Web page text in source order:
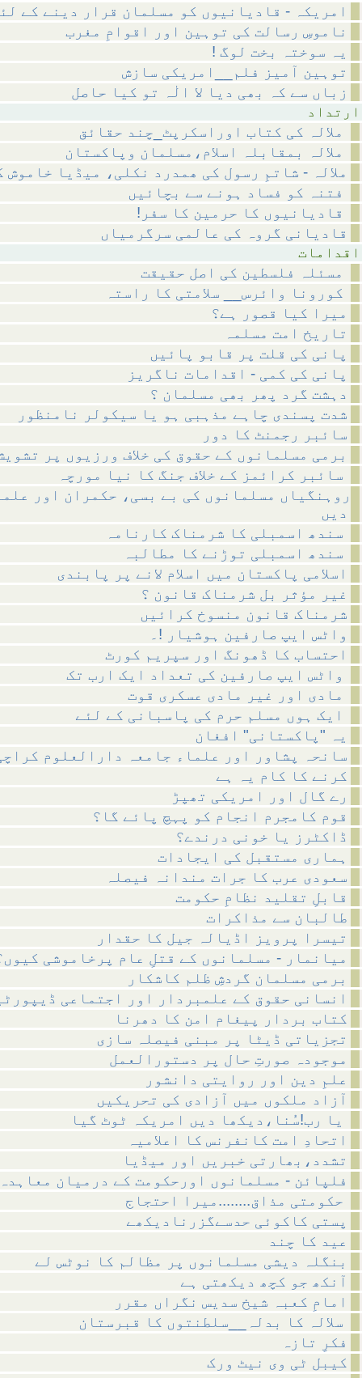
امریکہ - قادیانیوں کو مسلمان قرار دینے کے
ناموسِ رسالت کی توہین اور اقوامِ مغرب
! یہ سوختہ بخت لوگ
توہین آمیز فلم__امریکی سازش
زباں سے کہ بھی دیا لا الٰہ تو کیا حاصل
ملالہ - شاتمِ رسول کی ھمدرد نکلی، میڈیا خاموش
قادیانی گروہ کی عالمی سرگرمیاں
میرا کیا قصور ہے؟
تاریخ امت مسلمہ
پانی کی قلت پر قابو پائیں
پانی کی کمی - اقدامات ناگریز
دہشت گرد پھر بھی مسلمان ؟
شدت پسندی چاہے مذہبی ہو یا سیکولر نامنظور
سائبر رجمنٹ کا دور
برمی مسلمانوں کے حقوق کی خلاف ورزیوں پر
روہنگیاں مسلمانوں کی بے بسی، حکمران اور
دیں
اسلامی پاکستان میں اسلام لانے پر پابندی
غیر مؤثر بل شرمناک قانون ؟
شرمناک قانون منسوخ کرائیں
واٹس ایپ صارفین ہوشیار !۔
احتساب کا ڈھونگ اور سپریم کورٹ
یہ "پاکستانی" افغان
سانحہ پشاور اور علماء جامعہ دارالعلوم
کرنے کا کام یہ ہے
رے گال اور امریکی تھپڑ
قوم کامجرم انجام کو پہچ پائے گا؟
ڈاکٹرز یا خونی درندے؟
ہماری مستقبل کی ایجادات
سعودی عرب کا جرات مندانہ فیصلہ
قابلِ تقلید نظامِ حکومت
طالبان سے مذاکرات
تیسرا پرویز اڈیالہ جیل کا حقدار
میانمار - مسلمانوں کے قتلِ عام پرخاموشی
برمی مسلمان گردشِ ظلم کاشکار
انسانی حقوق کے علمبردار اور اجتماعی
کتاب بردار پیغام امن کا دھرنا
تجزیاتی ڈیٹا پر مبنی فیصلہ سازی
موجودہ صورتِ حال پر دستورالعمل
علمِ دین اور روایتی دانشور
آزاد ملکوں میں آزادی کی تحریکیں
اتحادِ امت کانفرنس کا اعلامیہ
تشدد،بھارتی خبریں اور میڈیا
فلپائن - مسلمانوں اورحکومت کے درمیان
پستی کاکوئی حدسےگزرنادیکھے
عید کا چند
بنگلہ دیشی مسلمانوں پر مظالم کا نوٹس لے
آنکھ جو کچھ دیکھتی ہے
امامِ کعبہ شیخ سدیس نگراں مقرر
فکرِ تازہ
کیبل ٹی وی نیٹ ورک